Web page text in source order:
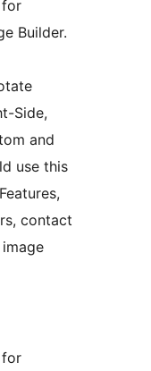
for
Builder.
Side,
and
use this
contact
for